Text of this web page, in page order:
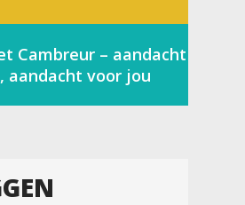
Cambreur – aandacht
aandacht voor jou